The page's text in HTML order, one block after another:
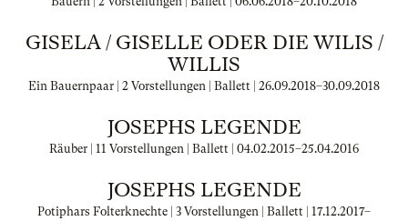
GISELA / GISELLE ODER DIE WILIS /
WILLIS
Ein Bauernpaar | 2 Vorstellungen | Ballett | 26.09.2018–30.09.2018
JOSEPHS LEGENDE
Räuber | 11 Vorstellungen | Ballett | 04.02.2015–25.04.2016
JOSEPHS LEGENDE
Potiphars Folterknechte | 3 Vorstellungen | Ballett | 17.12.2017–